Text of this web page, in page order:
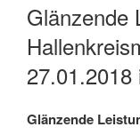
Glänzende
27.01.2018
Glänzende